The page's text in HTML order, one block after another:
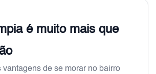
é muito mais que
vantagens de se morar no bairro